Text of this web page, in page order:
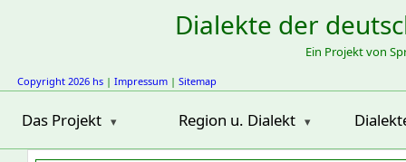
Dialekte der
Ein Projekt von
Copyright 2026 hs | Impressum | Sitemap
Das Projekt Region u. Dialekt